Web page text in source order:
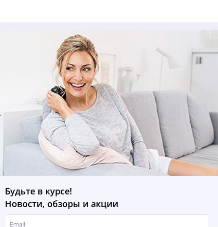
Будьте в курсе!
Новости, обзоры и акции